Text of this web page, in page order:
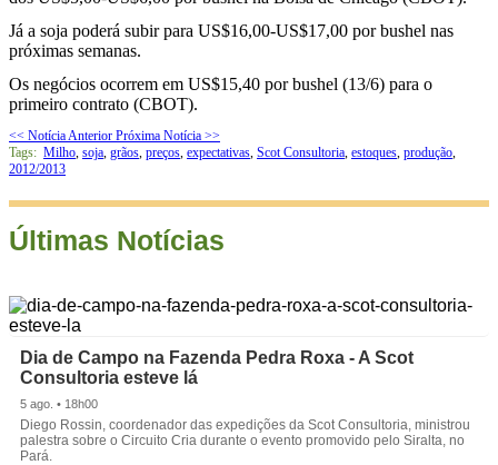
Já a soja poderá subir para US$16,00-US$17,00 por bushel nas
próximas semanas.
Os negócios ocorrem em US$15,40 por bushel (13/6) para o
primeiro contrato (CBOT).
<< Notícia Anterior Próxima Notícia >>
Tags: Milho, soja, grãos, preços, expectativas, Scot Consultoria, estoques, produção,
2012/2013
Últimas Notícias
Dia de Campo na Fazenda Pedra Roxa - A Scot
Consultoria esteve lá
5 ago. • 18h00
Diego Rossin, coordenador das expedições da Scot Consultoria, ministrou
palestra sobre o Circuito Cria durante o evento promovido pelo Siralta, no
Pará.